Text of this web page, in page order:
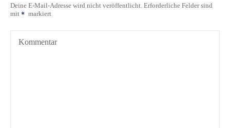
Deine E-Mail-Adresse wird nicht veröffentlicht. Erforderliche Felder sind
mit
markiert
Kommentar